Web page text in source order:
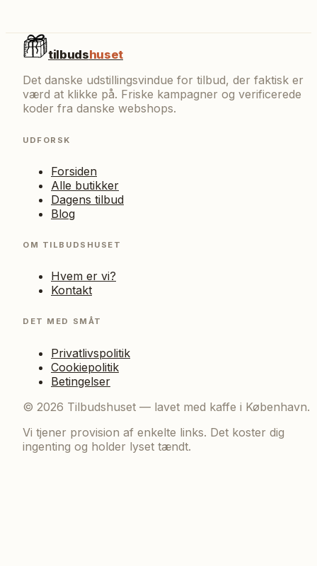
tilbudshuset
Det danske udstillingsvindue for tilbud, der faktisk er
værd at klikke på. Friske kampagner og verificerede
koder fra danske webshops.
UDFORSK
Forsiden
Alle butikker
Dagens tilbud
Blog
OM TILBUDSHUSET
Hvem er vi?
Kontakt
DET MED SMÅT
Privatlivspolitik
Cookiepolitik
Betingelser
© 2026 Tilbudshuset — lavet med kaffe i København.
Vi tjener provision af enkelte links. Det koster dig
ingenting og holder lyset tændt.